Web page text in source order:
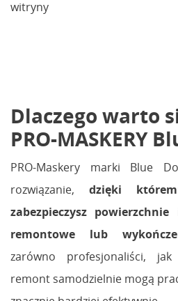
witryny
Dlaczego warto
PRO-MASKERY
PRO-Maskery marki Blue
rozwiązanie, dzięki
zabezpieczysz
remontowe lub
zarówno profesjonaliści,
remont samodzielnie mogą